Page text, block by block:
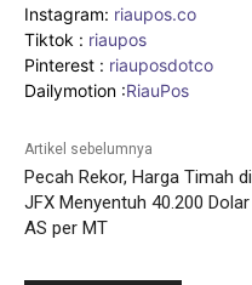
Instagram: riaupos.co
Tiktok : riaupos
Pinterest : riauposdotco
Dailymotion :RiauPos
Artikel sebelumnya
Pecah Rekor, Harga Timah di
JFX Menyentuh 40.200 Dolar
AS per MT